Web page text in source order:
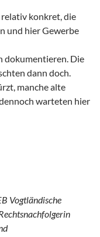
konkret, die
und hier Gewerbe
dokumentieren. Die
dann doch.
manche alte
warteten hier
Vogtländische